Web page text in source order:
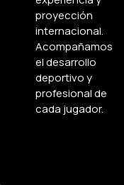
proyección
internacional.
Acompañamos
el desarrollo
deportivo y
profesional de
cada jugador.